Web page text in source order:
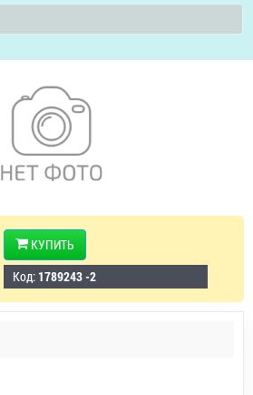
КУПИТЬ
Код: 1789243 -2